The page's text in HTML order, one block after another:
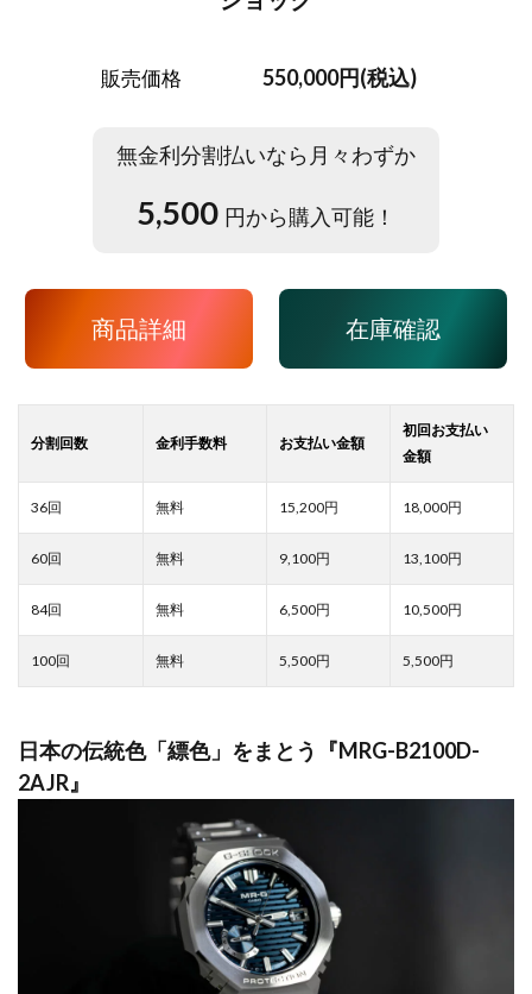
販売価格 550,000円(税込)
無金利分割払いなら月々わずか
5,500 円から購入可能！
商品詳細 在庫確認
15,200 18,000
9,100 13,100
6,500 10,500
5,500 5,500
日本の伝統色「縹色」をまとう『MRG-B2100D-
2AJR』